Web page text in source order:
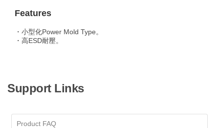
Features
・小型化Power Mold Type。
・高ESD耐壓。
Support Links
Product FAQ